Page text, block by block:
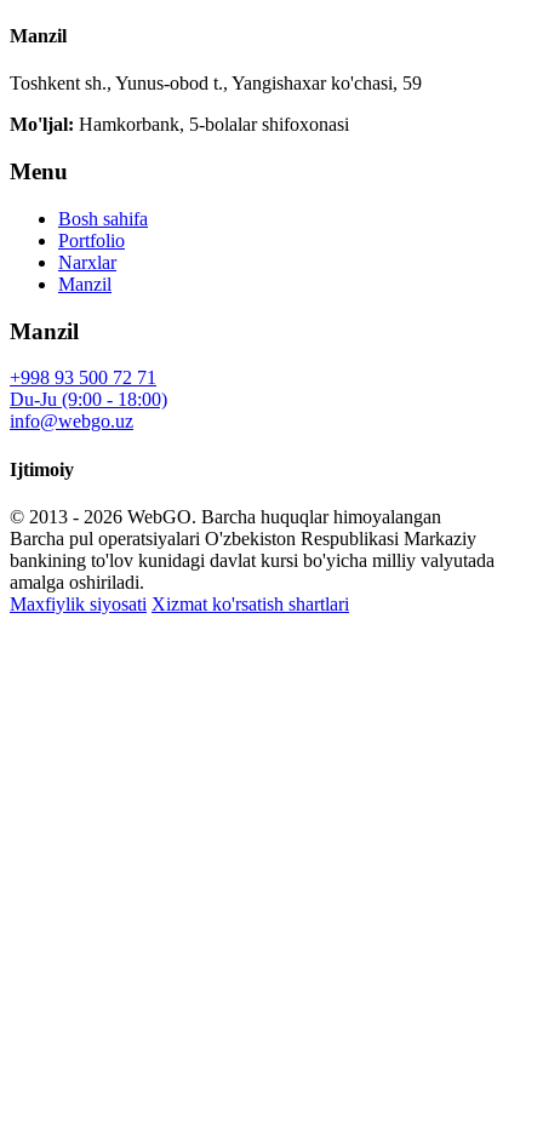
Manzil
Toshkent sh., Yunus-obod t., Yangishaxar ko'chasi, 59
Mo'ljal: Hamkorbank, 5-bolalar shifoxonasi
Menu
Bosh sahifa
Portfolio
Narxlar
Manzil
Manzil
+998 93 500 72 71
Du-Ju (9:00 - 18:00)
info@webgo.uz
Ijtimoiy
© 2013 - 2026 WebGO. Barcha huquqlar himoyalangan
Barcha pul operatsiyalari O'zbekiston Respublikasi Markaziy
bankining to'lov kunidagi davlat kursi bo'yicha milliy valyutada
amalga oshiriladi.
Maxfiylik siyosati Xizmat ko'rsatish shartlari